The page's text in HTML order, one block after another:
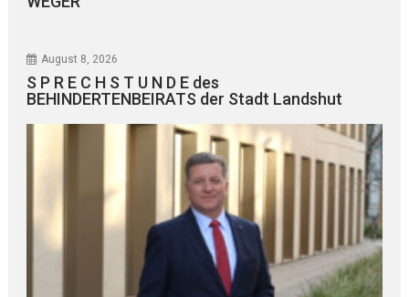
August 8, 2026
S P R E C H S T U N D E des
BEHINDERTENBEIRATS der Stadt Landshut